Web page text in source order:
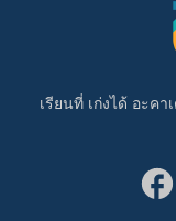
เรียนที่ เก่งได้ อะค